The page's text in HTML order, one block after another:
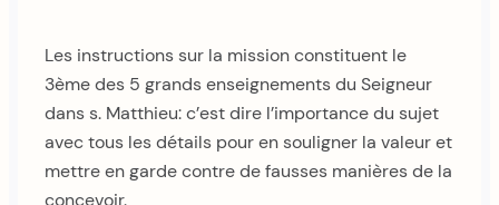
Les instructions sur la mission constituent le
3ème des 5 grands enseignements du Seigneur
dans s. Matthieu: c’est dire l’importance du sujet
avec tous les détails pour en souligner la valeur et
mettre en garde contre de fausses manières de la